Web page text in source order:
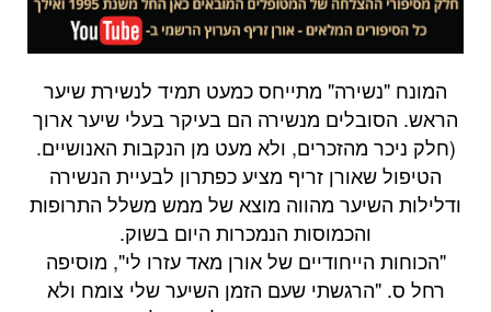
המונח "נשירה" מתייחס כמעט תמיד לנשירת שיער
הראש. הסובלים מנשירה הם בעיקר בעלי שיער ארוך
(חלק ניכר מהזכרים, ולא מעט מן הנקבות האנושיים.
הטיפול שאורן זריף מציע כפתרון לבעיית הנשירה
ודלילות השיער מהווה מוצא של ממש משלל התרופות
והכמוסות הנמכרות היום בשוק.
"הכוחות הייחודיים של אורן מאד עזרו לי", מוסיפה
רחל ס. "הרגשתי שעם הזמן השיער שלי צומח ולא